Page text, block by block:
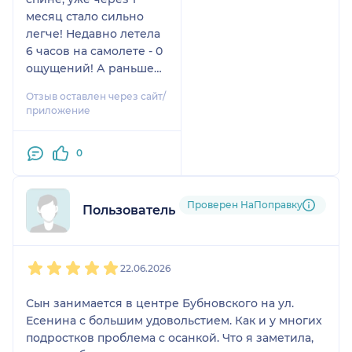
человек работает от
души. Спасибо
Владиславе Сергеевне
за чуткость.
месяц стало сильно
легче! Недавно летела
6 часов на самолете - 0
ощущений! А раньше
Спасибо!
Отзыв оставлен через сайт/
приложение
0
Пользователь НаПоправку
Проверен НаПоправку
22.06.2026
Сын занимается в центре Бубновского на ул.
Есенина с большим удовольстием. Как и у многих
подростков проблема с осанкой. Что я заметила,